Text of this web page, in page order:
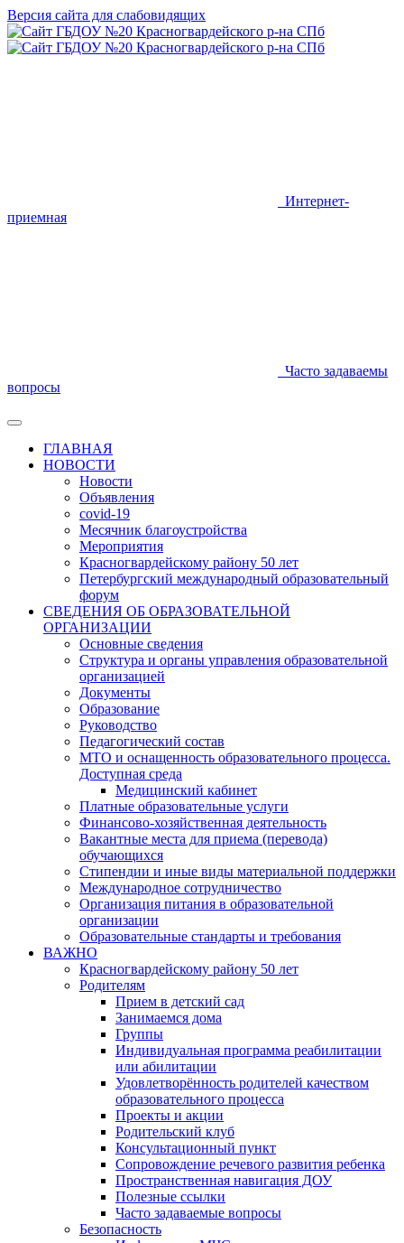
Версия сайта для слабовидящих
Интернет-
приемная
Часто задаваемы
вопросы
ГЛАВНАЯ
НОВОСТИ
Новости
Объявления
covid-19
Месячник благоустройства
Мероприятия
Красногвардейскому району 50 лет
Петербургский международный образовательный
форум
СВЕДЕНИЯ ОБ ОБРАЗОВАТЕЛЬНОЙ
ОРГАНИЗАЦИИ
Основные сведения
Структура и органы управления образовательной
организацией
Документы
Образование
Руководство
Педагогический состав
МТО и оснащенность образовательного процесса.
Доступная среда
Медицинский кабинет
Платные образовательные услуги
Финансово-хозяйственная деятельность
Вакантные места для приема (перевода)
обучающихся
Стипендии и иные виды материальной поддержки
Международное сотрудничество
Организация питания в образовательной
организации
Образовательные стандарты и требования
ВАЖНО
Красногвардейскому району 50 лет
Родителям
Прием в детский сад
Занимаемся дома
Группы
Индивидуальная программа реабилитации
или абилитации
Удовлетворённость родителей качеством
образовательного процесса
Проекты и акции
Родительский клуб
Консультационный пункт
Сопровождение речевого развития ребенка
Пространственная навигация ДОУ
Полезные ссылки
Часто задаваемые вопросы
Безопасность